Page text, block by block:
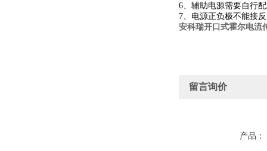
6、辅助电源需要自行
7、电源正负极不能接
安科瑞开口式霍尔电流
留言询价
产品：